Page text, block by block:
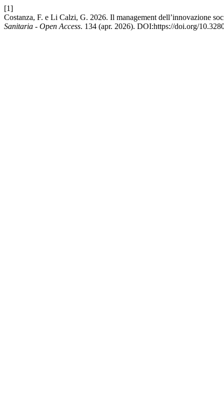
[1]
Costanza, F. e Li Calzi, G. 2026. Il management dell’innovazione
Sanitaria - Open Access. 134 (apr. 2026). DOI:https://doi.org/